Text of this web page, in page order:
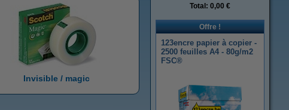
Invisible / magic
Total: 0,00 €
Offre !
123encre papier à copier -
2500 feuilles A4 - 80g/m2
FSC®